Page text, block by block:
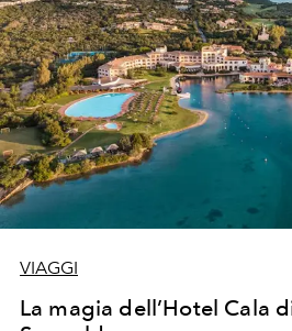
VIAGGI
La magia dell’Hotel Cala